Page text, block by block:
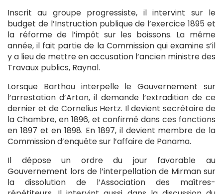
Inscrit au groupe progressiste, il intervint sur le
budget de l’Instruction publique de l’exercice 1895 et
la réforme de l’impôt sur les boissons. La même
année, il fait partie de la Commission qui examine s’il
y a lieu de mettre en accusation l’ancien ministre des
Travaux publics, Raynal.
Lorsque Barthou interpelle le Gouvernement sur
l’arrestation d’Arton, il demande l’extradition de ce
dernier et de Cornelius Hertz. Il devient secrétaire de
la Chambre, en 1896, et confirmé dans ces fonctions
en 1897 et en 1898. En 1897, il devient membre de la
Commission d’enquête sur l’affaire de Panama.
Il dépose un ordre du jour favorable au
Gouvernement lors de l’interpellation de Mirman sur
la dissolution de l’Association des maîtres-